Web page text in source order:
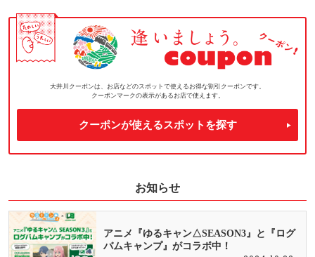
大井川クーポンは、お店などのスポットで使えるお得な割引クーポンです。
クーポンマークの表示があるお店で使えます。
クーポンが使えるスポットを探す
お知らせ
アニメ『ゆるキャン△SEASON3』と『ログ
バムキャンプ』がコラボ中！